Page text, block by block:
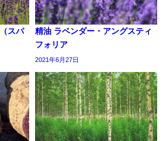
スパ
精油 ラベンダー・アングスティ
フォリア
2021年6月27日